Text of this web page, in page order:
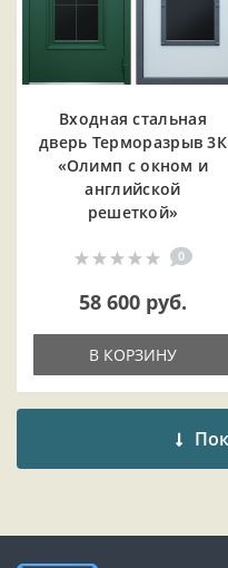
Входная cтальная
дверь Терморазрыв 3К
«Олимп с окном и
английской
решеткой»
0
58 600 руб.
В КОРЗИНУ